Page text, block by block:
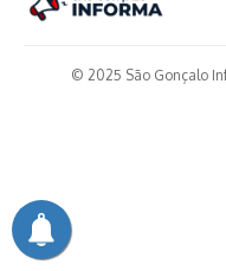
© 2025 São Gonçalo